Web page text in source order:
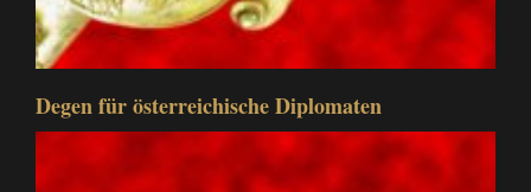
Degen für österreichische Diplomaten